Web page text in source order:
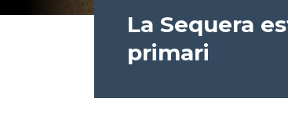
La Sequera
primari